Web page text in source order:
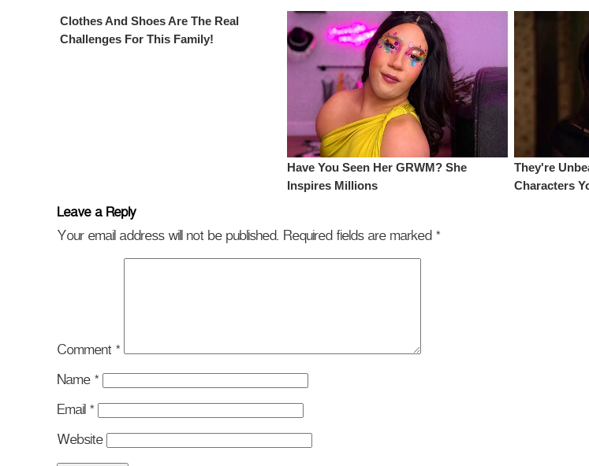
Leave a Reply
Your email address will not be published. Required fields are marked *
Comment *
Name *
Email *
Website